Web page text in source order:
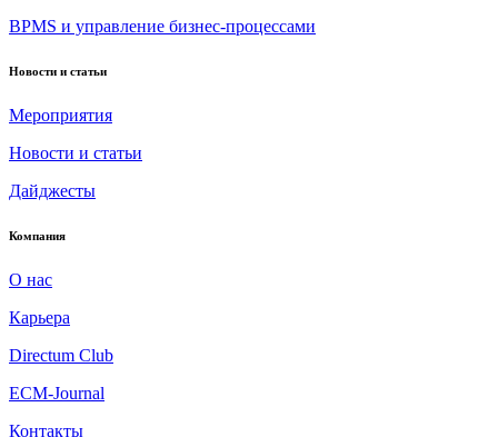
BPMS и управление бизнес-процессами
Новости и статьи
Мероприятия
Новости и статьи
Дайджесты
Компания
О нас
Карьера
Directum Club
ECM-Journal
Контакты